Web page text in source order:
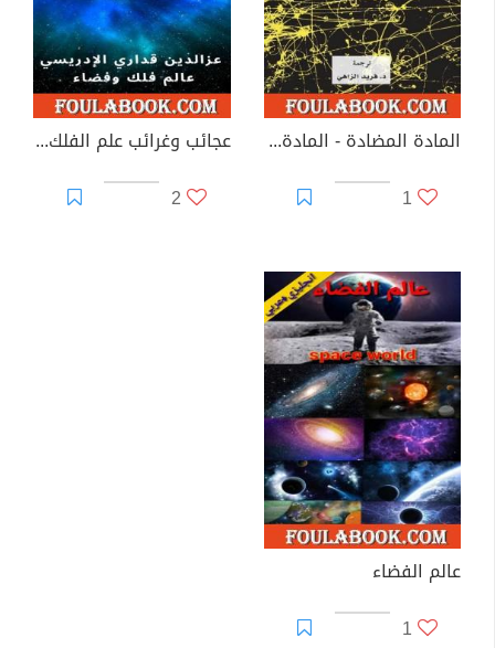
المادة المضادة - المادة التي تسترجع الزمن
1
عجائب وغرائب علم الفلك والكون
2
عالم الفضاء
1